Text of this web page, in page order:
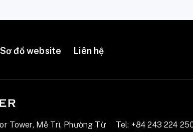
Sơ đồ website Liên hệ
Tower, Mễ Trì, Phường Từ
Tel: +84 243 224